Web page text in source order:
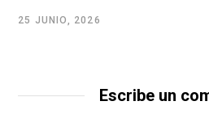
25 JUNIO, 2026
Escribe un